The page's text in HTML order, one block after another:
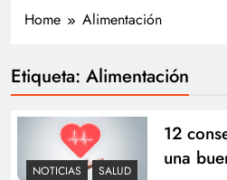
Home Alimentación
Etiqueta: Alimentación
NOTICIAS SALUD
12
una